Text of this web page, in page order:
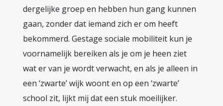
dergelijke groep en hebben hun gang kunnen
gaan, zonder dat iemand zich er om heeft
bekommerd. Gestage sociale mobiliteit kun je
voornamelijk bereiken als je om je heen ziet
wat er van je wordt verwacht, en als je alleen in
een ‘zwarte’ wijk woont en op een ‘zwarte’
school zit, lijkt mij dat een stuk moeilijker.